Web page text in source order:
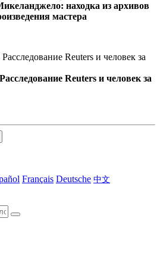
находка из архивов
мастера
Reuters и человек за
Français Deutsche 中文